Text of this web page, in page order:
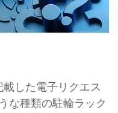
した電子リクエス
な種類の駐輪ラック